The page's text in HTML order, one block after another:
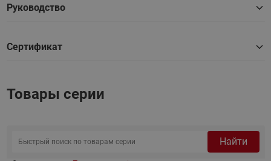
Руководство
Сертификат
Товары серии
Найти